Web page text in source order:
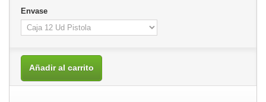
Envase
Añadir al carrito